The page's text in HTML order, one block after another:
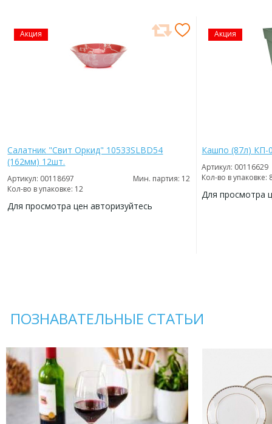
Акция
Салатник "Свит Оркид" 10533SLBD54
(162мм) 12шт.
Артикул: 00118697
Мин. партия: 12
Кол-во в упаковке: 12
Для просмотра цен авторизуйтесь
Акция
Кашпо (87л) КП-
Артикул: 00116629
Кол-во в упаковке:
Для просмотра
ПОЗНАВАТЕЛЬНЫЕ СТАТЬИ